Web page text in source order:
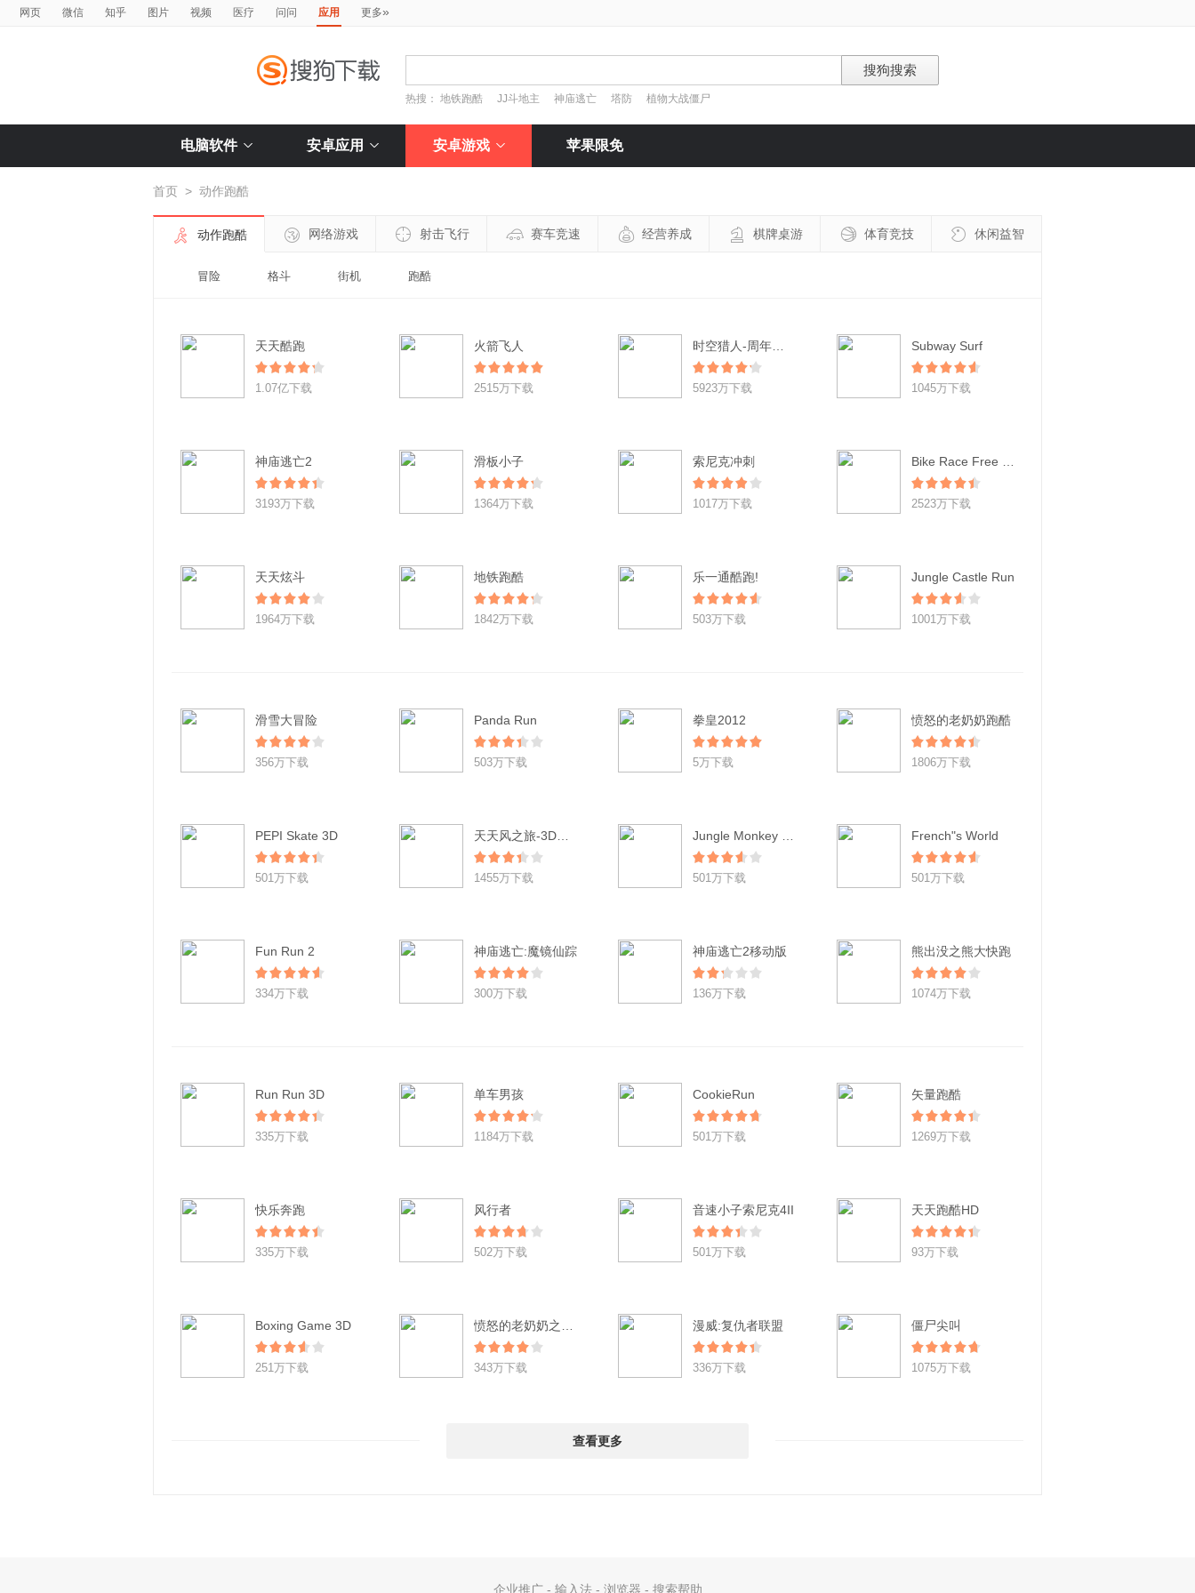
网页 微信 知乎 图片 视频 医疗 问问 应用 更多»
热搜： 地铁跑酷 JJ斗地主 神庙逃亡 塔防 植物大战僵尸
电脑软件 安卓应用 安卓游戏 苹果限免
首页 > 动作跑酷
动作跑酷 网络游戏 射击飞行 赛车竞速 经营养成 棋牌桌游 体育竞技 休闲益智
冒险 格斗 街机 跑酷
天天酷跑
1.07亿下载
火箭飞人
2515万下载 5923万下载
Subway Surf
1045万下载
神庙逃亡2
3193万下载
滑板小子
1364万下载
索尼克冲刺
1017万下载 2523万下载
天天炫斗
1964万下载
地铁跑酷
1842万下载
乐一通酷跑!
503万下载
Jungle Castle Run
1001万下载
滑雪大冒险
356万下载
Panda Run
503万下载
拳皇2012
5万下载
愤怒的老奶奶跑酷
1806万下载
PEPI Skate 3D
501万下载 1455万下载 501万下载
French"s World
501万下载
Fun Run 2
334万下载
神庙逃亡:魔镜仙踪
300万下载
神庙逃亡2移动版
136万下载
熊出没之熊大快跑
1074万下载
Run Run 3D
335万下载
单车男孩
1184万下载
CookieRun
501万下载
矢量跑酷
1269万下载
快乐奔跑
335万下载
风行者
502万下载
音速小子索尼克4II
501万下载
天天跑酷HD
93万下载
Boxing Game 3D
251万下载 343万下载
漫威:复仇者联盟
336万下载
僵尸尖叫
1075万下载
查看更多
企业推广- 输入法- 浏览器 - 搜索帮助